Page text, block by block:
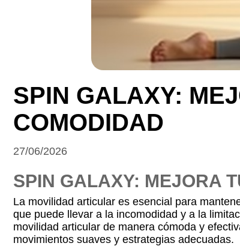
SPIN GALAXY:
COMODIDAD
27/06/2026
SPIN GALAXY: MEJORA
La movilidad articular es esencial para
que puede llevar a la incomodidad y a la
movilidad articular de manera cómoda y
movimientos suaves y estrategias adecuadas.